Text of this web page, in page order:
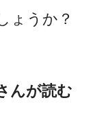
ょうか？
んが読む